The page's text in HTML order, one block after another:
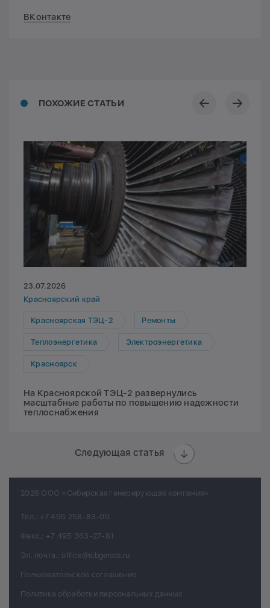
ВКонтакте
ПОХОЖИЕ СТАТЬИ
23.07.2026
Красноярский край
Красноярская ТЭЦ-2 Ремонты
Теплоэнергетика Электроэнергетика
Красноярск
На Красноярской ТЭЦ-2 развернулись
масштабные работы по повышению надежности
теплоснабжения
Следующая статья
2026 ООО «Сибирская генерирующая компания»
Тел.: +7 495 258-83-00
Факс.: +7 495 363-27-81
Эл. почта.: office@sibgenco.ru
Пользовательское соглашение
Политика обработки персональных данных